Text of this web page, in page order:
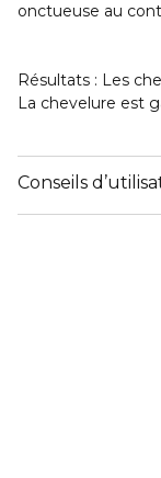
onctueuse au
Résultats : Les
La chevelure est
Conseils